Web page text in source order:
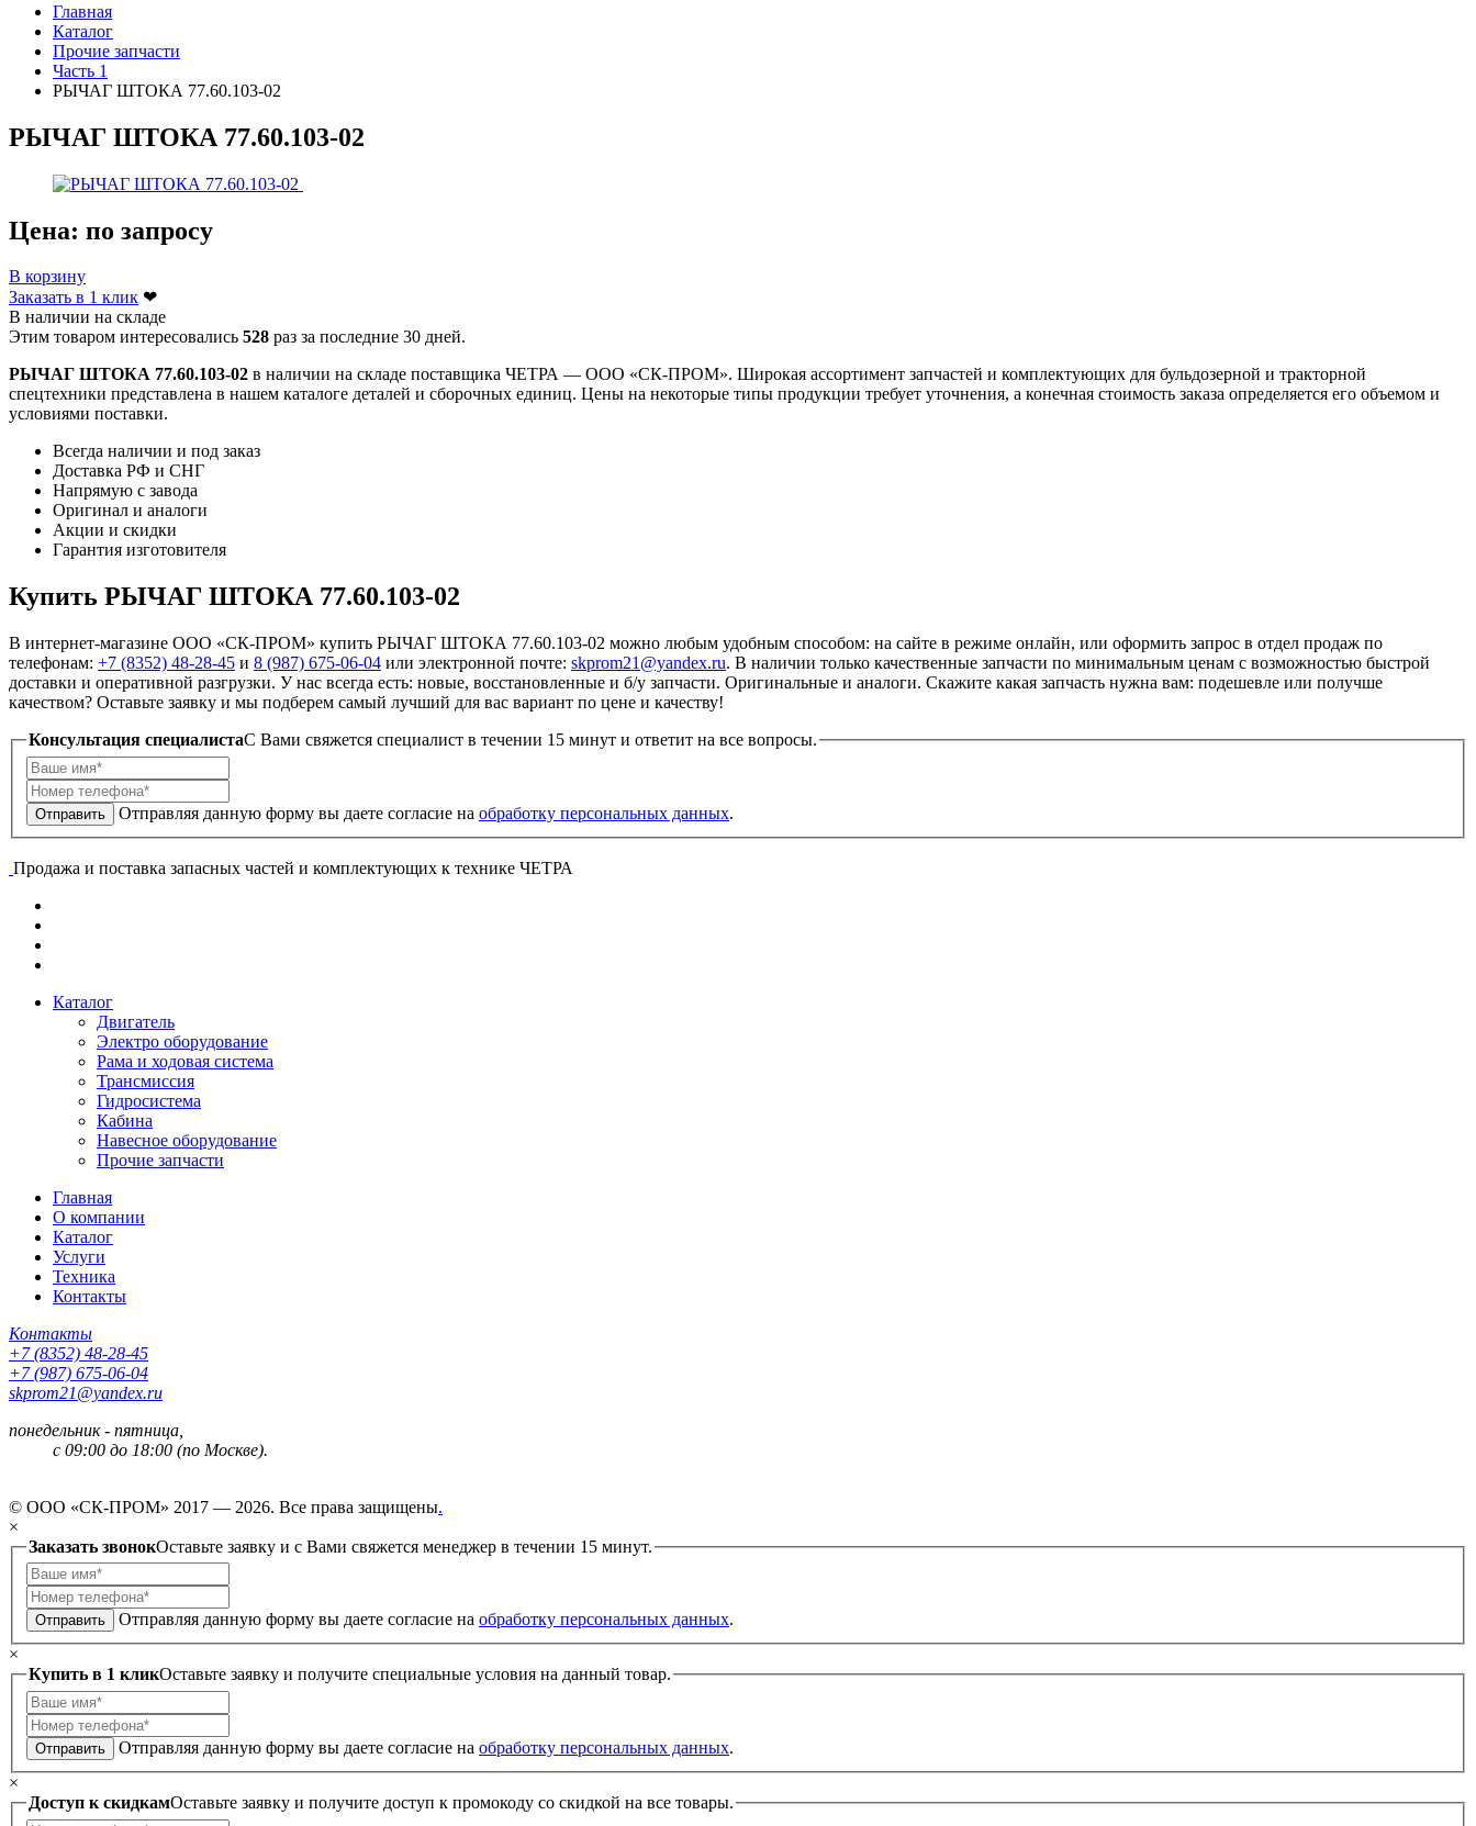
Главная
Каталог
Прочие запчасти
Часть 1
РЫЧАГ ШТОКА 77.60.103-02
РЫЧАГ ШТОКА 77.60.103-02
Цена: по запросу
В корзину
Заказать в 1 клик ❤
В наличии на складе
Этим товаром интересовались 528 раз за последние 30 дней.
РЫЧАГ ШТОКА 77.60.103-02 в наличии на складе поставщика ЧЕТРА — ООО «СК-ПРОМ». Широкая ассортимент запчастей и комплектующих для бульдозерной и тракторной
спецтехники представлена в нашем каталоге деталей и сборочных единиц. Цены на некоторые типы продукции требует уточнения, а конечная стоимость заказа определяется его объемом и
условиями поставки.
Всегда наличии и под заказ
Доставка РФ и СНГ
Напрямую с завода
Оригинал и аналоги
Акции и скидки
Гарантия изготовителя
Купить РЫЧАГ ШТОКА 77.60.103-02
В интернет-магазине ООО «СК-ПРОМ» купить РЫЧАГ ШТОКА 77.60.103-02 можно любым удобным способом: на сайте в режиме онлайн, или оформить запрос в отдел продаж по
телефонам: +7 (8352) 48-28-45 и 8 (987) 675-06-04 или электронной почте: skprom21@yandex.ru. В наличии только качественные запчасти по минимальным ценам с возможностью быстрой
доставки и оперативной разгрузки. У нас всегда есть: новые, восстановленные и б/у запчасти. Оригинальные и аналоги. Скажите какая запчасть нужна вам: подешевле или получше
качеством? Оставьте заявку и мы подберем самый лучший для вас вариант по цене и качеству!
Консультация специалистаC Вами свяжется специалист в течении 15 минут и ответит на все вопросы.
Отправить Отправляя данную форму вы даете согласие на обработку персональных данных.
Продажа и поставка запасных частей и комплектующих к технике ЧЕТРА
Каталог
Двигатель
Электро оборудование
Рама и ходовая система
Трансмиссия
Гидросистема
Кабина
Навесное оборудование
Прочие запчасти
Главная
О компании
Каталог
Услуги
Техника
Контакты
Контакты
+7 (8352) 48-28-45
+7 (987) 675-06-04
skprom21@yandex.ru
понедельник - пятница,
с 09:00 до 18:00 (по Москве).
© ООО «СК-ПРОМ» 2017 — 2026. Все права защищены.
×
Заказать звонокОставьте заявку и с Вами свяжется менеджер в течении 15 минут.
Отправить Отправляя данную форму вы даете согласие на обработку персональных данных.
×
Купить в 1 кликОставьте заявку и получите специальные условия на данный товар.
Отправить Отправляя данную форму вы даете согласие на обработку персональных данных.
×
Доступ к скидкамОставьте заявку и получите доступ к промокоду со скидкой на все товары.